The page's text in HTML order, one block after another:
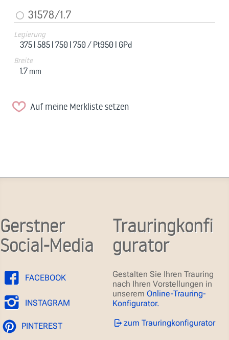
31578/1.7
Legierung
375 |585 |750 |750 / Pt950 | GPd
Breite
1.7 mm
Auf meine Merkliste setzen
Gerstner
Social-Media
FACEBOOK
INSTAGRAM
PINTEREST
Trauringkonfi
gurator
Gestalten Sie Ihren Trauring
nach Ihren Vorstellungen in
unserem Online-Trauring-
Konfigurator.
zum Trauringkonfigurator